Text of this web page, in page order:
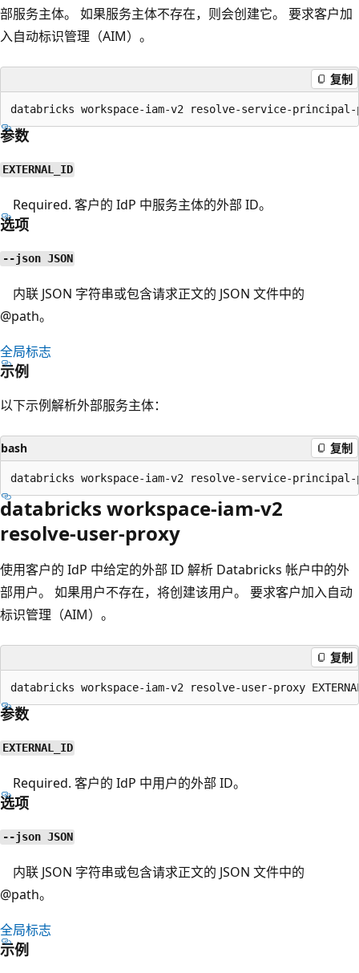
部服务主体。 如果服务主体不存在，则会创建它。 要求客户加
入自动标识管理（AIM）。
复制
参数
EXTERNAL_ID
Required. 客户的 IdP 中服务主体的外部 ID。
选项
--json JSON
内联 JSON 字符串或包含请求正文的 JSON 文件中的
@path。
全局标志
示例
以下示例解析外部服务主体：
bash 复制
databricks workspace-iam-v2
resolve-user-proxy
使用客户的 IdP 中给定的外部 ID 解析 Databricks 帐户中的外
部用户。 如果用户不存在，将创建该用户。 要求客户加入自动
标识管理（AIM）。
复制
参数
EXTERNAL_ID
Required. 客户的 IdP 中用户的外部 ID。
选项
--json JSON
内联 JSON 字符串或包含请求正文的 JSON 文件中的
@path。
全局标志
示例